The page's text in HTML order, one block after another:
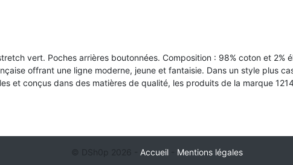
vert. Poches arrières boutonnées. Composition : 98% coton et 2%
offrant une ligne moderne, jeune et fantaisie. Dans un style plus
et conçus dans des matières de qualité, les produits de la marque
© DSh0p 2026 - Accueil Mentions légales